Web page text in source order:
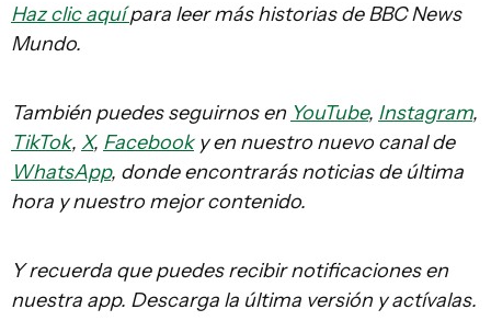
Haz clic aquípara leer más historias de BBC News
Mundo.
También puedes seguirnos en YouTube, Instagram,
TikTok, X, Facebooky en nuestro nuevo canal de
WhatsApp, donde encontrarás noticias de última
hora y nuestro mejor contenido.
Y recuerda que puedes recibir notificaciones en
nuestra app. Descarga la última versión y actívalas.